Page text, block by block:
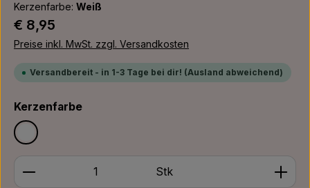
Kerzenfarbe: Weiß
Regulärer Preis:
€ 8,95
Preise inkl. MwSt. zzgl. Versandkosten
Versandbereit - in 1-3 Tage bei dir! (Ausland abweichend)
Kerzenfarbeauswählen
Weiß
Produkt Anzahl: Gib den gewünschten Wert ein
Stk